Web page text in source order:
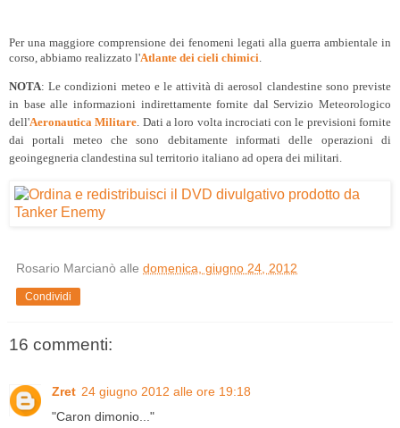
Per una maggiore comprensione dei fenomeni legati alla guerra ambientale in
corso, abbiamo realizzato l'Atlante dei cieli chimici
NOTA: Le condizioni meteo e le attività di aerosol clandestine sono previste
in base alle informazioni indirettamente fornite dal Servizio Meteorologico
dell'Aeronautica Militare. Dati a loro volta incrociati con le previsioni fornite
dai portali meteo che sono debitamente informati delle operazioni di
geoingegneria clandestina sul territorio italiano ad opera dei militari.
Rosario Marcianò alle domenica, giugno 24, 2012
Condividi
16 commenti:
Zret 24 giugno 2012 alle ore 19:18
"Caron dimonio..."